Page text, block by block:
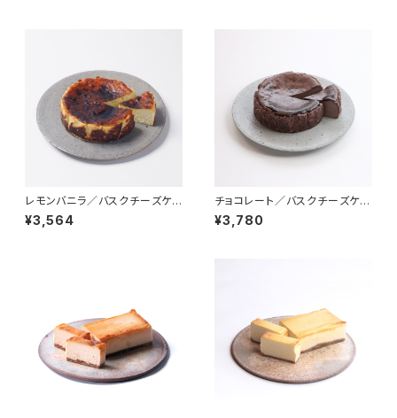
レモンバニラ／バスクチーズケ
ーキ（冷凍）
¥3,564
チョコレート／バスクチーズケー
キ（冷凍）
¥3,780